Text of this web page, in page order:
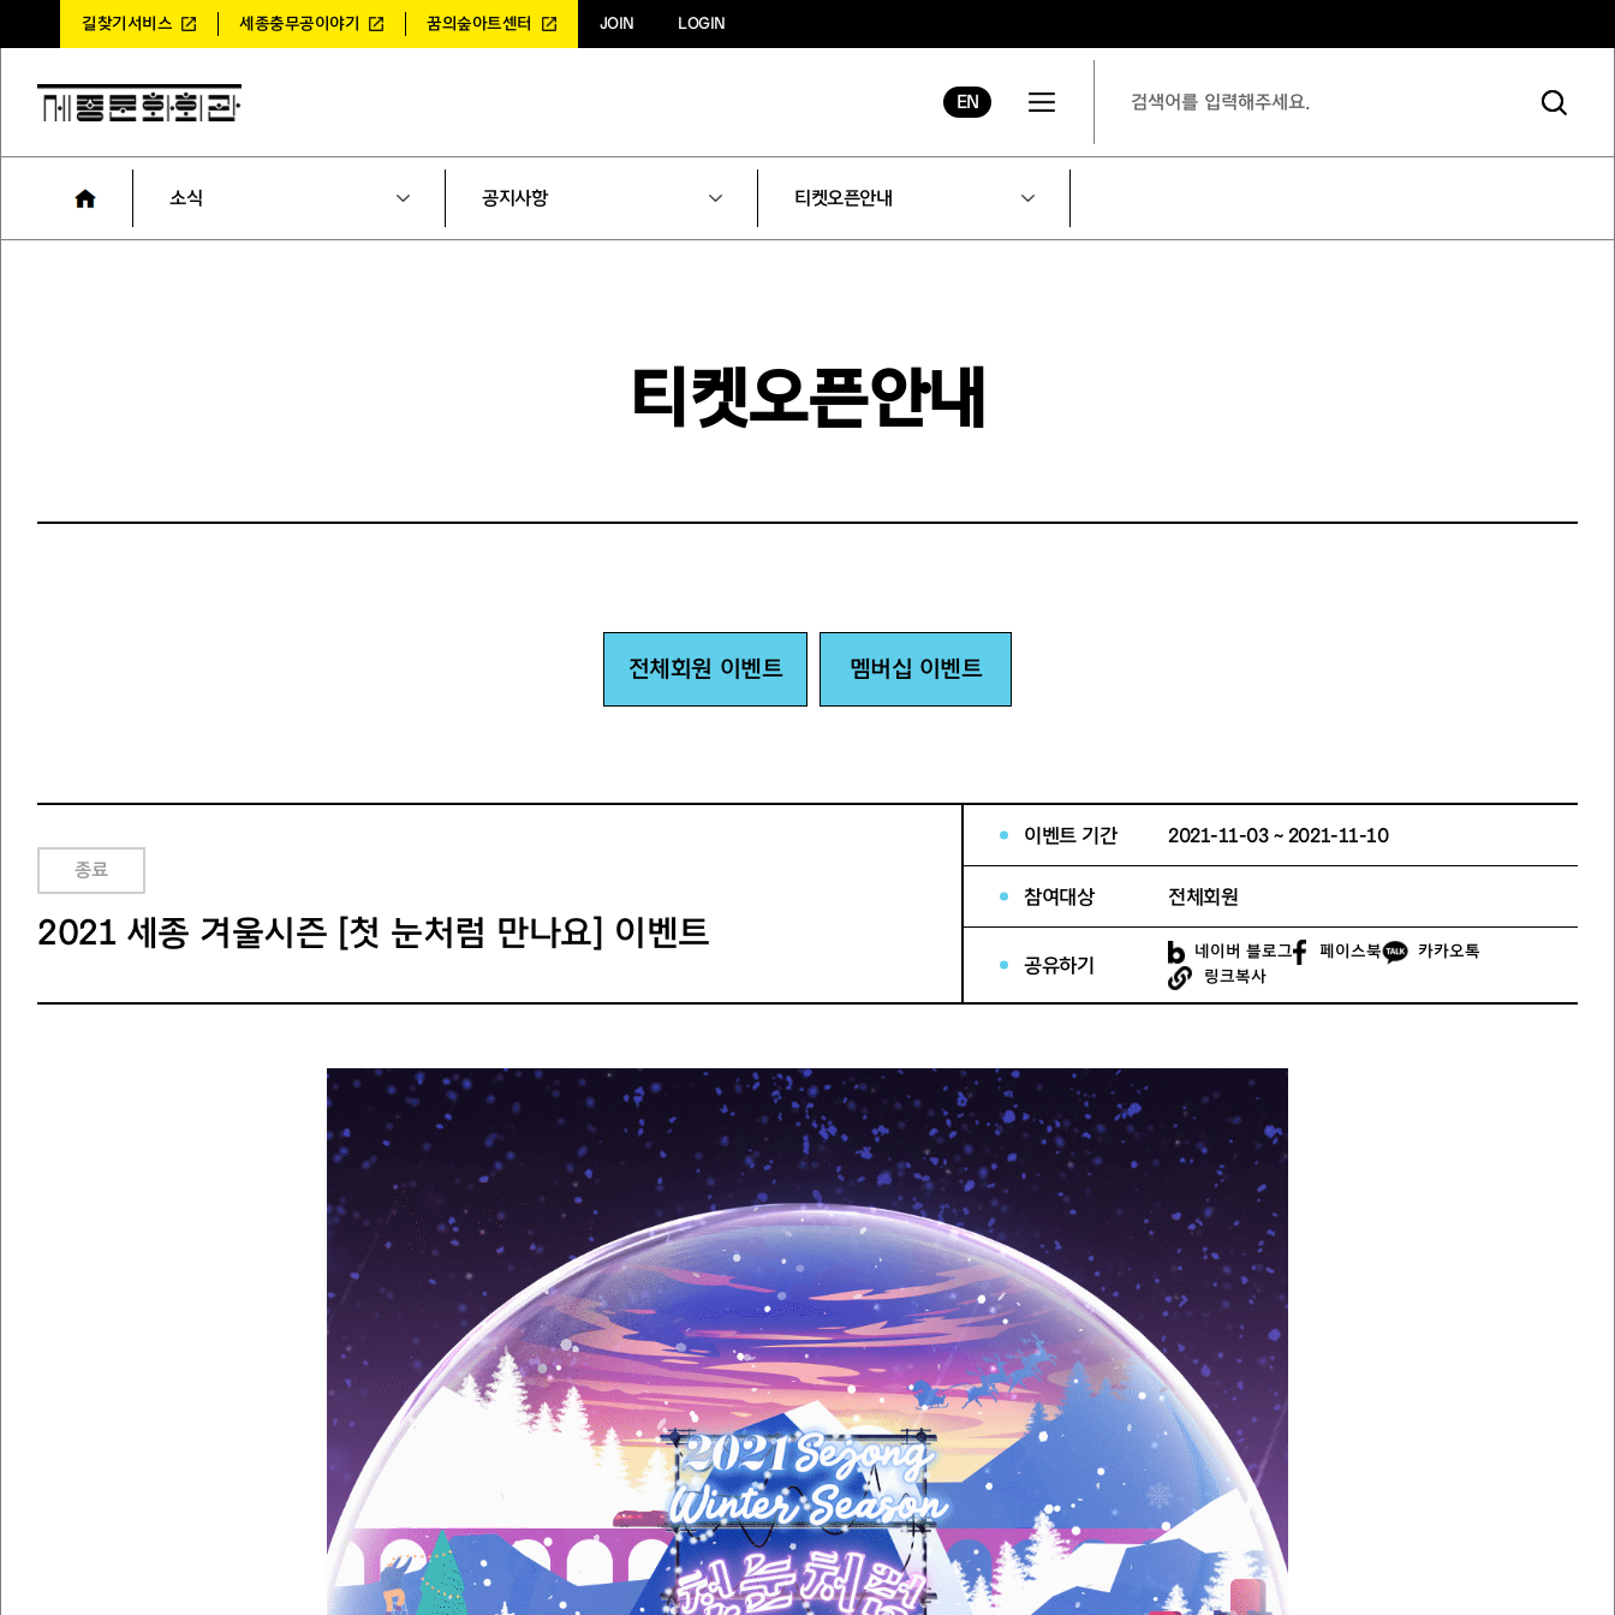
길찾기서비스 세종충무공이야기 꿈의숲아트센터 JOIN LOGIN
EN
소식 공지사항 티켓오픈안내
티켓오픈안내
전체회원 이벤트 멤버십 이벤트
종료
2021 세종 겨울시즌 [첫 눈처럼 만나요] 이벤트
이벤트 기간 2021-11-03 ~ 2021-11-10
참여대상 전체회원
공유하기
네이버 블로그 페이스북
카카오톡
링크복사